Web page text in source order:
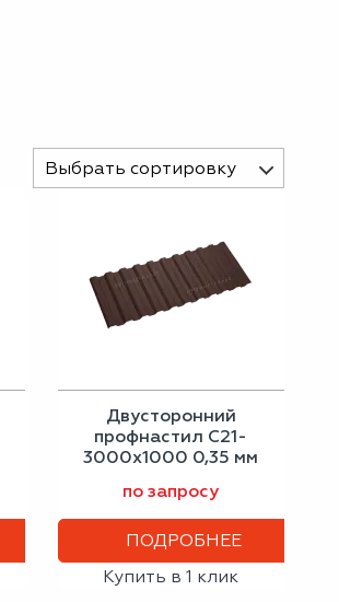
Выбрать сортировку
Двусторонний
профнастил С21-
3000х1000 0,35 мм
коричневый
по запросу
ПОДРОБНЕЕ
Купить в 1 клик